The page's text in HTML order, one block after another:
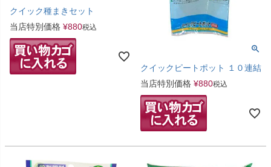
クイック種まきセット
当店特別価格 ¥880税込
クイックピートポット １０連結
当店特別価格 ¥880税込